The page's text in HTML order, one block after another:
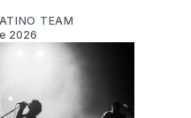
TEAM
2026